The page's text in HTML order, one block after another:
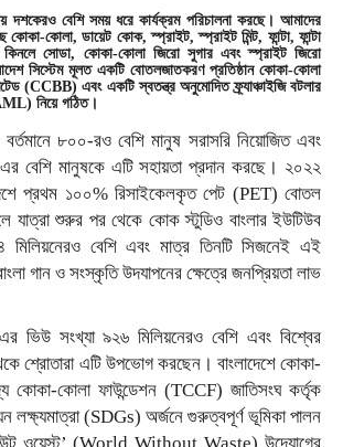
দশকেরও বেশি সময় ধরে কার্যক্রম পরিচালনা করছে। আমাদের
কোকা-কোলা, ডায়েট কোক, স্প্রাইট, স্প্রাইট মিন্ট, ফান্টা, ফান্টা
কিনলে সোডা, কোকা-কোলা জিরো সুগার এবং স্প্রাইট জিরো
সিস্টেম মূলত একটি বোতলজাতকরণ প্রতিষ্ঠান কোকা-কোলা
(CCBB) এবং একটি স্বতন্ত্র অনুমোদিত ফ্র্যাঞ্চাইজি বটলার
নিয়ে গঠিত।
৮০০-রও বেশি মানুষ সরাসরি নিয়োজিত এবং
বেশি মানুষকে এটি সহায়তা প্রদান করছে। ২০২২
প্রথম ১০০% রিসাইকেলকৃত পেট (PET) বোতল
যাত্রা শুরুর পর থেকে কোক স্টুডিও বাংলার ইউটিউব
মিলিয়নেরও বেশি এবং মাত্র তিনটি সিজনেই এই
বাংলা গান ও সংস্কৃতি উদযাপনের ক্ষেত্রে জনপ্রিয়তা লাভ
ভিউ সংখ্যা ৯২৬ মিলিয়নেরও বেশি এবং বিশ্বের
শ্রোতারা এটি উপভোগ করছেন। বাংলাদেশে কোকা-
কোকা-কোলা ফাউন্ডেশন (TCCF) জাতিসংঘ কর্তৃক
লক্ষ্যমাত্রা (SDGs) অর্জনে গুরুত্বপূর্ণ ভূমিকা পালন